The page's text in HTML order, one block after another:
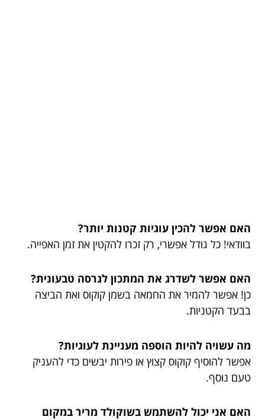
האם אפשר להכין עוגיות קטנות יותר?
בוודאי! כל גודל אפשרי, רק זכרו להקטין את זמן האפייה.
האם אפשר לשדרג את המתכון לגרסה טבעונית?
כן! אפשר להמיר את החמאה בשמן קוקוס ואת הביצה
בבעד הקטניות.
מה עשויה להיות הוספה מעניינת לעוגיות?
אפשר להוסיף קוקוס קצוץ או פירות יבשים כדי להעניק
טעם נוסף.
האם אני יכול להשתמש בשוקולד מריר במקום